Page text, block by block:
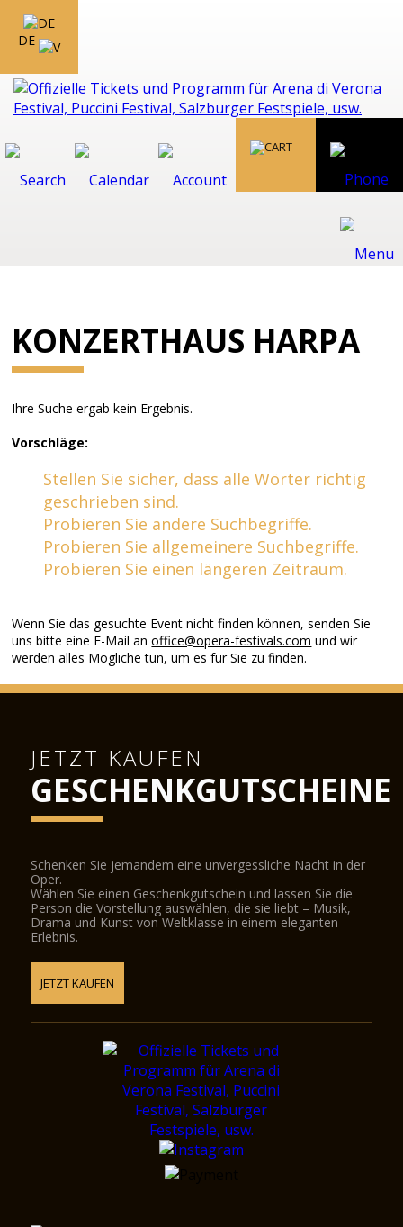
DE
KONZERTHAUS HARPA
Ihre Suche ergab kein Ergebnis.
Vorschläge:
Stellen Sie sicher, dass alle Wörter richtig
geschrieben sind.
Probieren Sie andere Suchbegriffe.
Probieren Sie allgemeinere Suchbegriffe.
Probieren Sie einen längeren Zeitraum.
Wenn Sie das gesuchte Event nicht finden können, senden Sie
uns bitte eine E-Mail anoffice@opera-festivals.com und wir
werden alles Mögliche tun, um es für Sie zu finden.
JETZT KAUFEN
GESCHENKGUTSCHEINE
Schenken Sie jemandem eine unvergessliche Nacht in der
Oper.
Wählen Sie einen Geschenkgutschein und lassen Sie die
Person die Vorstellung auswählen, die sie liebt – Musik,
Drama und Kunst von Weltklasse in einem eleganten
Erlebnis.
JETZT KAUFEN